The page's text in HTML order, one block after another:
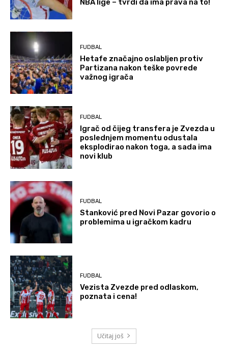
NBA lige – tvrdi da ima prava na to!
FUDBAL
Hetafe značajno oslabljen protiv
Partizana nakon teške povrede
važnog igrača
FUDBAL
Igrač od čijeg transfera je Zvezda u
poslednjem momentu odustala
eksplodirao nakon toga, a sada ima
novi klub
FUDBAL
Stanković pred Novi Pazar govorio o
problemima u igračkom kadru
FUDBAL
Vezista Zvezde pred odlaskom,
poznata i cena!
Učitaj još